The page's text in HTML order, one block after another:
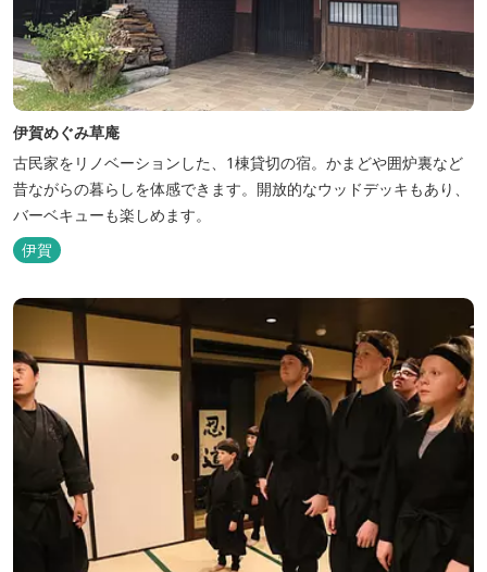
伊賀めぐみ草庵
古民家をリノベーションした、1棟貸切の宿。かまどや囲炉裏など
昔ながらの暮らしを体感できます。開放的なウッドデッキもあり、
バーベキューも楽しめます。
伊賀